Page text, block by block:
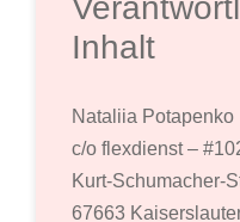
Inhalt
Nataliia Potapenko
c/o flexdienst –
Kurt-Schumacher-
67663